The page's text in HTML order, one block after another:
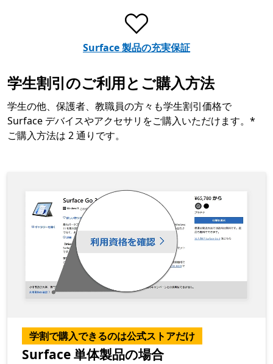
Surface 製品の充実保証
学生割引のご利用とご購入方法
学生の他、保護者、教職員の方々も学生割引価格で
Surface デバイスやアクセサリをご購入いただけます。*
ご購入方法は 2 通りです。
学割で購入できるのは公式ストアだけ
Surface 単体製品の場合